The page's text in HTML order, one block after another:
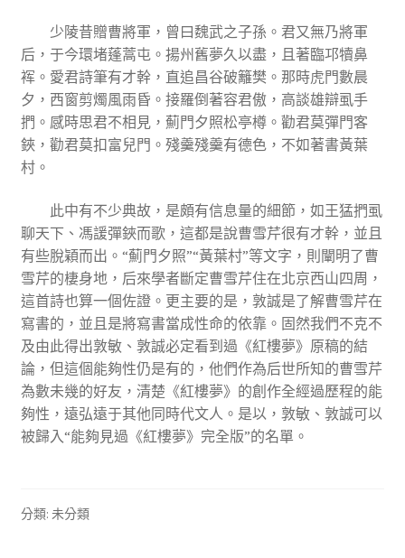
少陵昔贈曹將軍，曾曰魏武之子孫。君又無乃將軍
后，于今環堵蓬蒿屯。揚州舊夢久以盡，且著臨邛犢鼻
裈。愛君詩筆有才幹，直追昌谷破籬樊。那時虎門數晨
夕，西窗剪燭風雨昏。接羅倒著容君傲，高談雄辯虱手
捫。感時思君不相見，薊門夕照松亭樽。勸君莫彈門客
鋏，勸君莫扣富兒門。殘羹殘羹有德色，不如著書黃葉
村。
此中有不少典故，是頗有信息量的細節，如王猛捫虱
聊天下、馮諼彈鋏而歌，這都是說曹雪芹很有才幹，並且
有些脫穎而出。“薊門夕照”“黃葉村”等文字，則闡明了曹
雪芹的棲身地，后來學者斷定曹雪芹住在北京西山四周，
這首詩也算一個佐證。更主要的是，敦誠是了解曹雪芹在
寫書的，並且是將寫書當成性命的依靠。固然我們不克不
及由此得出敦敏、敦誠必定看到過《紅樓夢》原稿的結
論，但這個能夠性仍是有的，他們作為后世所知的曹雪芹
為數未幾的好友，清楚《紅樓夢》的創作全經過歷程的能
夠性，遠弘遠于其他同時代文人。是以，敦敏、敦誠可以
被歸入“能夠見過《紅樓夢》完全版”的名單。
分類: 未分類